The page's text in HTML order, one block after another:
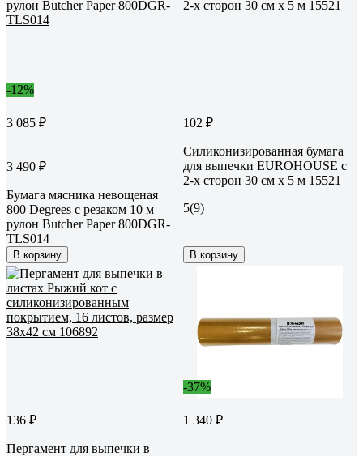
-12%
3 085 ₽
3 490 ₽
Бумага мясника невощеная
800 Degrees с резаком 10 м
рулон Butcher Paper 800DGR-
TLS014
В корзину
102 ₽
Силиконизированная бумага
для выпечки EUROHOUSE с
2-х сторон 30 см x 5 м 15521
5(9)
В корзину
136 ₽
Пергамент для выпечки в
-37%
1 340 ₽